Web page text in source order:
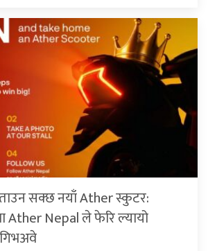
सक्छ नयाँ Ather स्कुटर:
Ather Nepal ले फेरि ल्यायो
गिभअवे